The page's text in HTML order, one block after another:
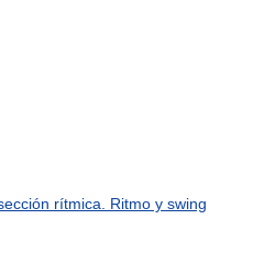
rítmica. Ritmo y swing